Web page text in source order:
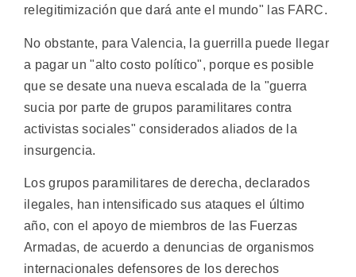
relegitimización que dará ante el mundo" las FARC.
No obstante, para Valencia, la guerrilla puede llegar
a pagar un "alto costo político", porque es posible
que se desate una nueva escalada de la "guerra
sucia por parte de grupos paramilitares contra
activistas sociales" considerados aliados de la
insurgencia.
Los grupos paramilitares de derecha, declarados
ilegales, han intensificado sus ataques el último
año, con el apoyo de miembros de las Fuerzas
Armadas, de acuerdo a denuncias de organismos
internacionales defensores de los derechos